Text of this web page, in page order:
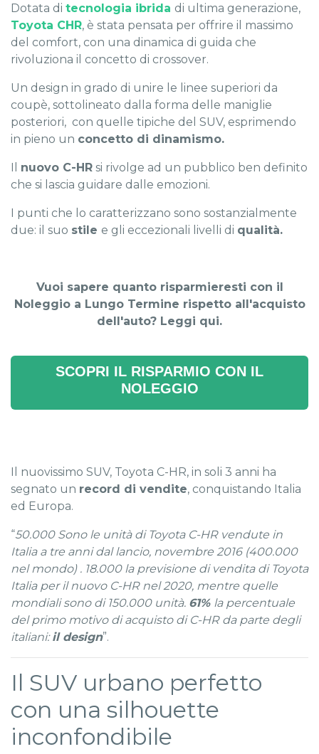
Dotata di tecnologia ibrida di ultima generazione,
Toyota CHR, è stata pensata per offrire il massimo
del comfort, con una dinamica di guida che
rivoluziona il concetto di crossover.
Un design in grado di unire le linee superiori da
coupè, sottolineato dalla forma delle maniglie
posteriori, con quelle tipiche del SUV, esprimendo
in pieno un concetto di dinamismo.
Il nuovo C-HR si rivolge ad un pubblico ben definito
che si lascia guidare dalle emozioni.
I punti che lo caratterizzano sono sostanzialmente
due: il suo stile e gli eccezionali livelli di qualità.
Vuoi sapere quanto risparmieresti con il
Noleggio a Lungo Termine rispetto all'acquisto
dell'auto? Leggi qui.
SCOPRI IL RISPARMIO CON IL
NOLEGGIO
Il nuovissimo SUV, Toyota C-HR, in soli 3 anni ha
segnato un record di vendite, conquistando Italia
ed Europa.
“50.000 Sono le unità di Toyota C-HR vendute in
Italia a tre anni dal lancio, novembre 2016 (400.000
nel mondo) . 18.000 la previsione di vendita di Toyota
Italia per il nuovo C-HR nel 2020, mentre quelle
mondiali sono di 150.000 unità. 61% la percentuale
del primo motivo di acquisto di C-HR da parte degli
italiani:il design”.
Il SUV urbano perfetto
con una silhouette
inconfondibile